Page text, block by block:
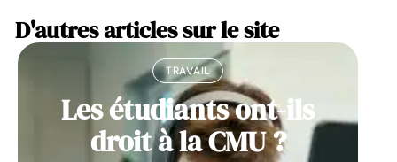
D'autres articles sur le site
TRAVAIL
Les étudiants ont-ils
droit à la CMU ?